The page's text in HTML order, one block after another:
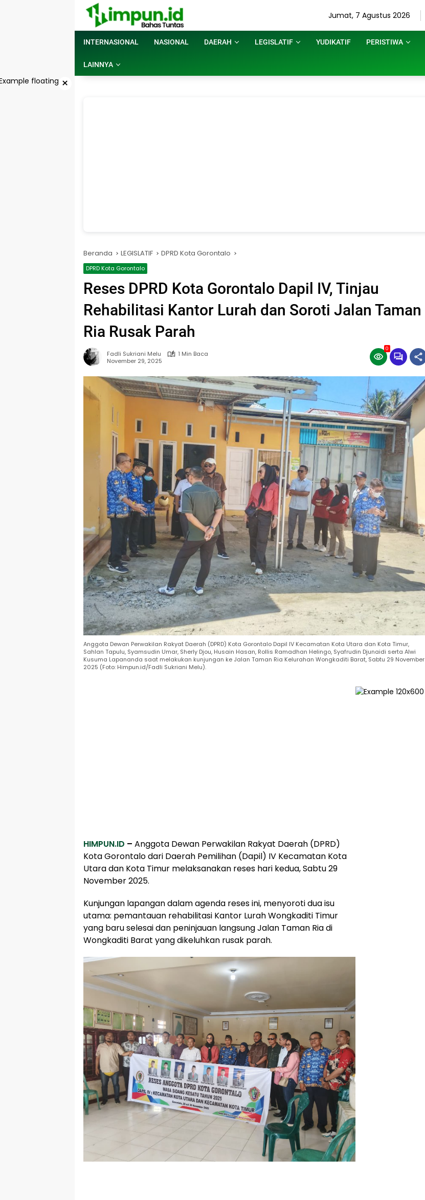
Jumat, 7 Agustus 2026
INTERNASIONAL NASIONAL DAERAH LEGISLATIF YUDIKATIF PERISTIWA
LAINNYA
×
Beranda LEGISLATIF DPRD Kota Gorontalo
DPRD Kota Gorontalo
Reses DPRD Kota Gorontalo Dapil IV, Tinjau
Rehabilitasi Kantor Lurah dan Soroti Jalan Taman
Ria Rusak Parah
Fadli Sukriani Melu
1 Min Baca
November 29, 2025
0
Anggota Dewan Perwakilan Rakyat Daerah (DPRD) Kota Gorontalo Dapil IV Kecamatan Kota Utara dan Kota Timur,
Sahlan Tapulu, Syamsudin Umar, Sherly Djou, Husain Hasan, Rollis Ramadhan Helingo, Syafrudin Djunaidi serta Alwi
Kusuma Lapananda saat melakukan kunjungan ke Jalan Taman Ria Kelurahan Wongkaditi Barat, Sabtu 29 November
2025 (Foto: Himpun.id/Fadli Sukriani Melu).
HIMPUN.ID – Anggota Dewan Perwakilan Rakyat Daerah (DPRD)
Kota Gorontalo dari Daerah Pemilihan (Dapil) IV Kecamatan Kota
Utara dan Kota Timur melaksanakan reses hari kedua, Sabtu 29
November 2025.
Kunjungan lapangan dalam agenda reses ini, menyoroti dua isu
utama: pemantauan rehabilitasi Kantor Lurah Wongkaditi Timur
yang baru selesai dan peninjauan langsung Jalan Taman Ria di
Wongkaditi Barat yang dikeluhkan rusak parah.